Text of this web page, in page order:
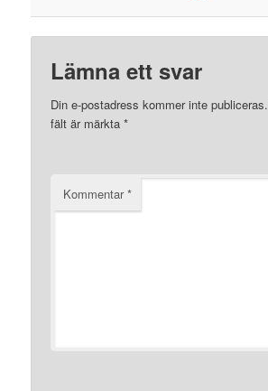
Lämna ett svar
Din e-postadress kommer inte publiceras.
fält är märkta*
Kommentar*